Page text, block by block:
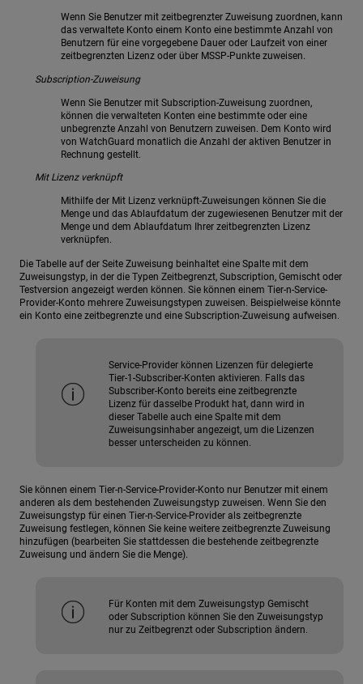
Wenn Sie Benutzer mit zeitbegrenzter Zuweisung zuordnen, kann
das verwaltete Konto einem Konto eine bestimmte Anzahl von
Benutzern für eine vorgegebene Dauer oder Laufzeit von einer
zeitbegrenzten Lizenz oder über MSSP-Punkte zuweisen.
Subscription-Zuweisung
Wenn Sie Benutzer mit Subscription-Zuweisung zuordnen,
können die verwalteten Konten eine bestimmte oder eine
unbegrenzte Anzahl von Benutzern zuweisen. Dem Konto wird
von WatchGuard monatlich die Anzahl der aktiven Benutzer in
Rechnung gestellt.
Mit Lizenz verknüpft
Mithilfe der Mit Lizenz verknüpft-Zuweisungen können Sie die
Menge und das Ablaufdatum der zugewiesenen Benutzer mit der
Menge und dem Ablaufdatum Ihrer zeitbegrenzten Lizenz
verknüpfen.
Die Tabelle auf der Seite Zuweisung beinhaltet eine Spalte mit dem
Zuweisungstyp, in der die Typen Zeitbegrenzt, Subscription, Gemischt oder
Testversion angezeigt werden können. Sie können einem Tier-n-Service-
Provider-Konto mehrere Zuweisungstypen zuweisen. Beispielweise könnte
ein Konto eine zeitbegrenzte und eine Subscription-Zuweisung aufweisen.
Service-Provider können Lizenzen für delegierte
Tier-1-Subscriber-Konten aktivieren. Falls das
Subscriber-Konto bereits eine zeitbegrenzte
Lizenz für dasselbe Produkt hat, dann wird in
dieser Tabelle auch eine Spalte mit dem
Zuweisungsinhaber angezeigt, um die Lizenzen
besser unterscheiden zu können.
Sie können einem Tier-n-Service-Provider-Konto nur Benutzer mit einem
anderen als dem bestehenden Zuweisungstyp zuweisen. Wenn Sie den
Zuweisungstyp für einen Tier-n-Service-Provider als zeitbegrenzte
Zuweisung festlegen, können Sie keine weitere zeitbegrenzte Zuweisung
hinzufügen (bearbeiten Sie stattdessen die bestehende zeitbegrenzte
Zuweisung und ändern Sie die Menge).
Für Konten mit dem Zuweisungstyp Gemischt
oder Subscription können Sie den Zuweisungstyp
nur zu Zeitbegrenzt oder Subscription ändern.